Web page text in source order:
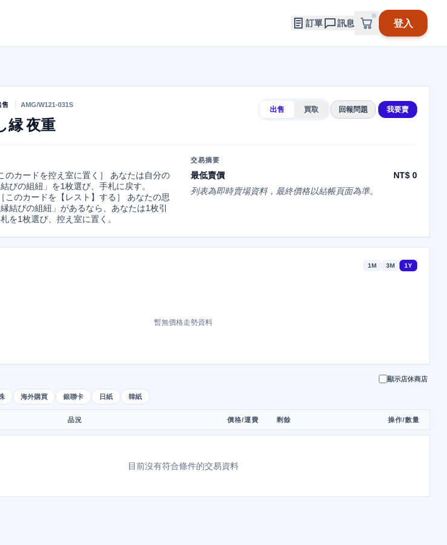
訂單 訊息 登入
售 AMG/W121-031S
縁 夜重
出售 買取 回報問題 我要賣
のカードを控え室に置く］ あなたは自分の
びの組紐」を1枚選び、手札に戻す。
このカードを【レスト】する］ あなたの思
結びの組紐」があるなら、あなたは1枚引
を1枚選び、控え室に置く。
交易摘要
最低賣價
NT$ 0
列表為即時賣場資料，最終價格以結帳頁面為準。
1M 3M 1Y
暫無價格走勢資料
顯示店休商店
海外購買 銀聯卡 日紙 韓紙
品況 價格/運費 剩餘 操作/數量
目前沒有符合條件的交易資料